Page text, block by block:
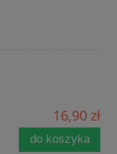
16,90 zł
do koszyka